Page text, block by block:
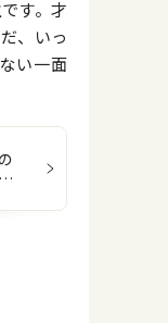
す。才
、いっ
い一面